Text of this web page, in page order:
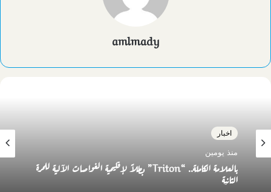
amlmady
اخبار
منذ يومين
بالعلامة الكاملة.. “Triton” بطلاً لإقليمية الغواصات الآلية للمرة
الثانية